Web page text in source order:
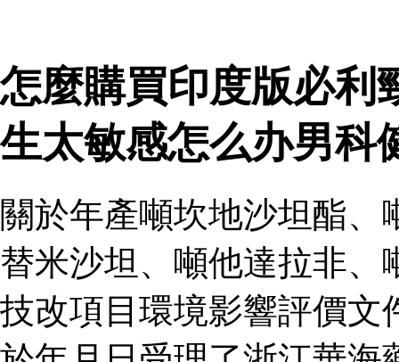
怎麼購買印度版必利
生太敏感怎么办男科
關於年產噸坎地沙坦酯
替米沙坦、噸他達拉非
技改項目環境影響評價文